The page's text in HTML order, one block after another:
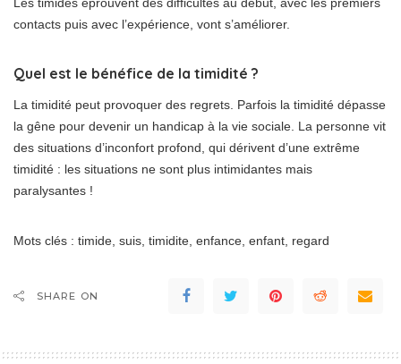
Les timides éprouvent des difficultés au début, avec les premiers
contacts puis avec l’expérience, vont s’améliorer.
Quel est le bénéfice de la timidité ?
La timidité peut provoquer des regrets. Parfois la timidité dépasse
la gêne pour devenir un handicap à la vie sociale. La personne vit
des situations d’inconfort profond, qui dérivent d’une extrême
timidité : les situations ne sont plus intimidantes mais
paralysantes !
Mots clés : timide, suis, timidite, enfance, enfant, regard
SHARE ON